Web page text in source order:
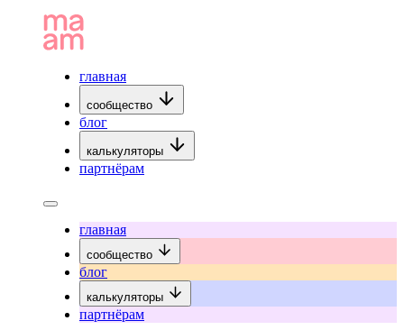
главная
сообщество
блог
калькуляторы
партнёрам
главная
сообщество
блог
калькуляторы
партнёрам